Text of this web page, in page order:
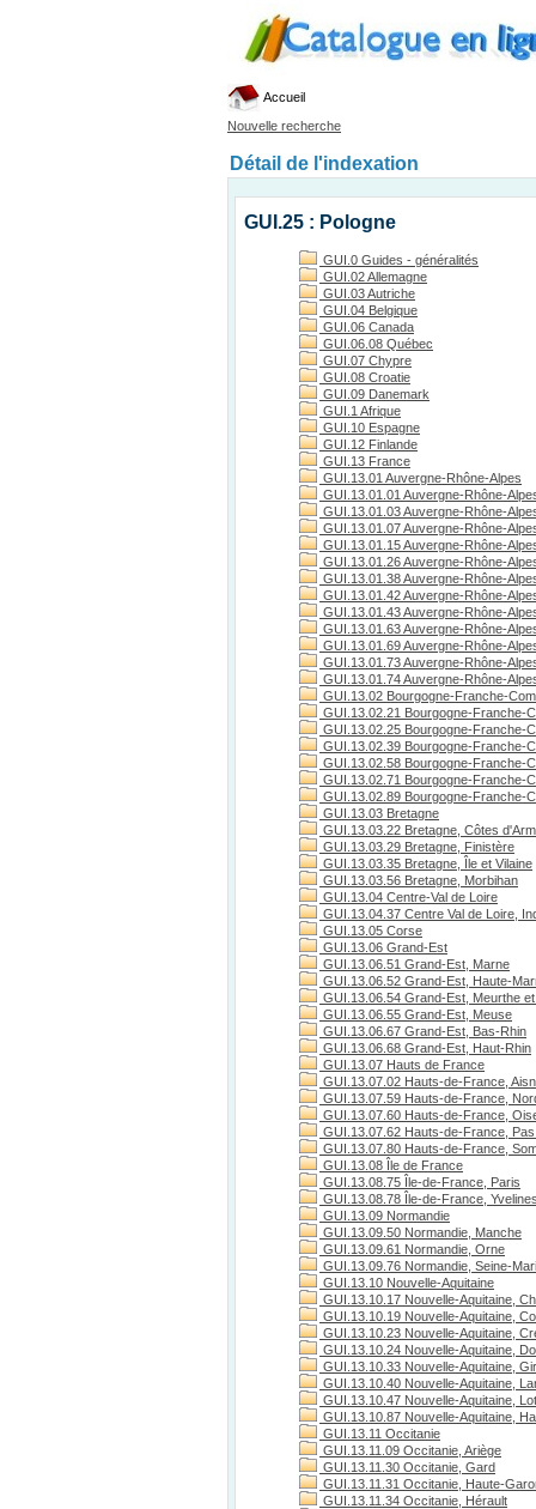
Accueil
Nouvelle recherche
Détail de l'indexation
GUI.25 : Pologne
GUI.0 Guides - généralités
GUI.02 Allemagne
GUI.03 Autriche
GUI.04 Belgique
GUI.06 Canada
GUI.06.08 Québec
GUI.07 Chypre
GUI.08 Croatie
GUI.09 Danemark
GUI.1 Afrique
GUI.10 Espagne
GUI.12 Finlande
GUI.13 France
GUI.13.01 Auvergne-Rhône-Alpes
GUI.13.01.01 Auvergne-Rhône-
GUI.13.01.03 Auvergne-Rhône-
GUI.13.01.07 Auvergne-Rhône-
GUI.13.01.15 Auvergne-Rhône-
GUI.13.01.26 Auvergne-Rhône-
GUI.13.01.38 Auvergne-Rhône-
GUI.13.01.42 Auvergne-Rhône-
GUI.13.01.43 Auvergne-Rhône-
GUI.13.01.63 Auvergne-Rhône-
GUI.13.01.69 Auvergne-Rhône-
GUI.13.01.73 Auvergne-Rhône-
GUI.13.01.74 Auvergne-Rhône-
GUI.13.02 Bourgogne-Franche-
GUI.13.02.21 Bourgogne-Franche-
GUI.13.02.25 Bourgogne-Franche-
GUI.13.02.39 Bourgogne-Franche-
GUI.13.02.58 Bourgogne-Franche-
GUI.13.02.71 Bourgogne-Franche-
GUI.13.02.89 Bourgogne-Franche-
GUI.13.03 Bretagne
GUI.13.03.22 Bretagne, Côtes
GUI.13.03.29 Bretagne, Finistère
GUI.13.03.35 Bretagne, Île et Vilaine
GUI.13.03.56 Bretagne, Morbihan
GUI.13.04 Centre-Val de Loire
GUI.13.04.37 Centre Val de Loire,
GUI.13.05 Corse
GUI.13.06 Grand-Est
GUI.13.06.51 Grand-Est, Marne
GUI.13.06.52 Grand-Est, Haute-
GUI.13.06.54 Grand-Est, Meurthe
GUI.13.06.55 Grand-Est, Meuse
GUI.13.06.67 Grand-Est, Bas-Rhin
GUI.13.06.68 Grand-Est, Haut-Rhin
GUI.13.07 Hauts de France
GUI.13.07.02 Hauts-de-France,
GUI.13.07.59 Hauts-de-France,
GUI.13.07.60 Hauts-de-France,
GUI.13.07.62 Hauts-de-France,
GUI.13.07.80 Hauts-de-France,
GUI.13.08 Île de France
GUI.13.08.75 Île-de-France, Paris
GUI.13.08.78 Île-de-France,
GUI.13.09 Normandie
GUI.13.09.50 Normandie, Manche
GUI.13.09.61 Normandie, Orne
GUI.13.09.76 Normandie, Seine-
GUI.13.10 Nouvelle-Aquitaine
GUI.13.10.17 Nouvelle-Aquitaine,
GUI.13.10.19 Nouvelle-Aquitaine,
GUI.13.10.23 Nouvelle-Aquitaine,
GUI.13.10.24 Nouvelle-Aquitaine,
GUI.13.10.33 Nouvelle-Aquitaine,
GUI.13.10.40 Nouvelle-Aquitaine,
GUI.13.10.47 Nouvelle-Aquitaine,
GUI.13.10.87 Nouvelle-Aquitaine,
GUI.13.11 Occitanie
GUI.13.11.09 Occitanie, Ariège
GUI.13.11.30 Occitanie, Gard
GUI.13.11.31 Occitanie, Haute-
GUI.13.11.34 Occitanie, Hérault